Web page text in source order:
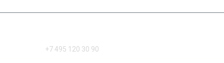
+7 495 120 30 90